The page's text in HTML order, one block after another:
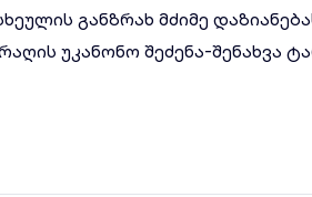
განზრახ მძიმე
უკანონო შეძენა-შენახვა